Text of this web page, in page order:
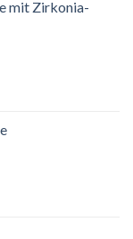
mit Zirkonia-